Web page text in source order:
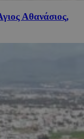
Αθανάσιος,